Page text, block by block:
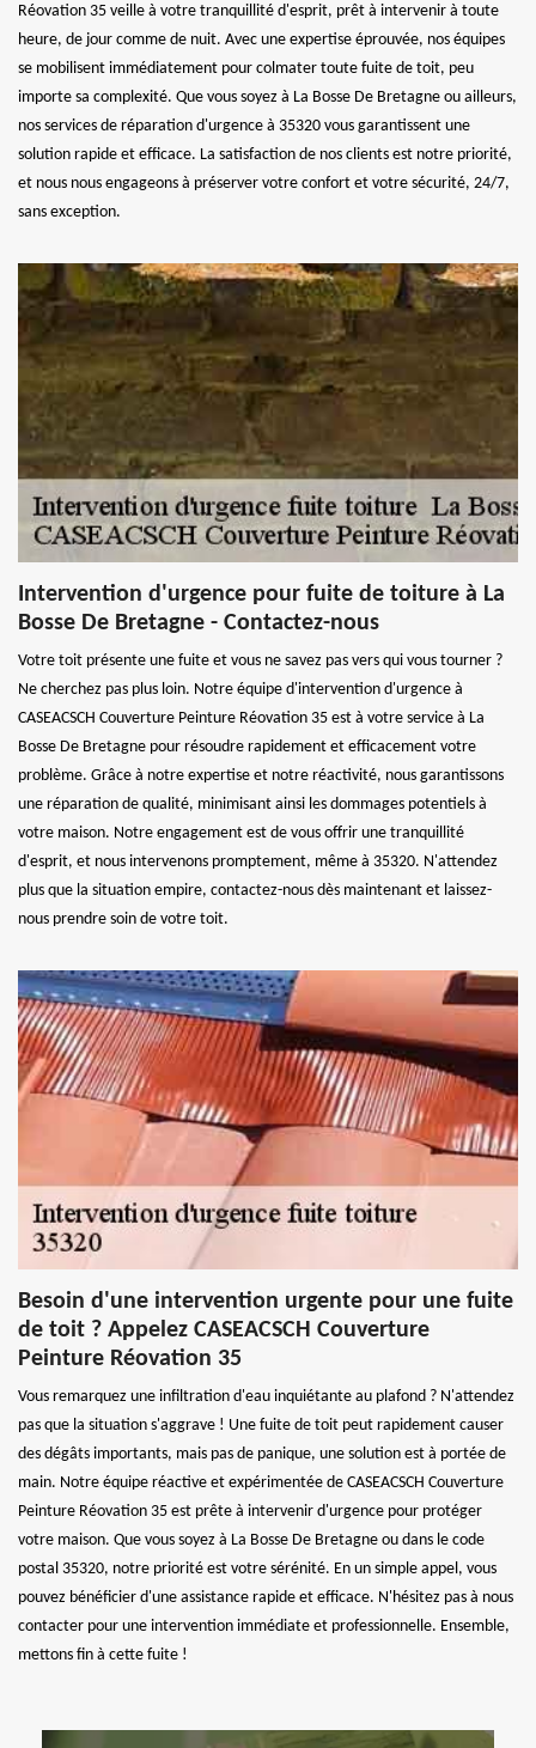
Réovation 35 veille à votre tranquillité d'esprit, prêt à intervenir à toute
heure, de jour comme de nuit. Avec une expertise éprouvée, nos équipes
se mobilisent immédiatement pour colmater toute fuite de toit, peu
importe sa complexité. Que vous soyez à La Bosse De Bretagne ou ailleurs,
nos services de réparation d'urgence à 35320 vous garantissent une
solution rapide et efficace. La satisfaction de nos clients est notre priorité,
et nous nous engageons à préserver votre confort et votre sécurité, 24/7,
sans exception.
Intervention d'urgence pour fuite de toiture à La
Bosse De Bretagne - Contactez-nous
Votre toit présente une fuite et vous ne savez pas vers qui vous tourner ?
Ne cherchez pas plus loin. Notre équipe d'intervention d'urgence à
CASEACSCH Couverture Peinture Réovation 35 est à votre service à La
Bosse De Bretagne pour résoudre rapidement et efficacement votre
problème. Grâce à notre expertise et notre réactivité, nous garantissons
une réparation de qualité, minimisant ainsi les dommages potentiels à
votre maison. Notre engagement est de vous offrir une tranquillité
d'esprit, et nous intervenons promptement, même à 35320. N'attendez
plus que la situation empire, contactez-nous dès maintenant et laissez-
nous prendre soin de votre toit.
Besoin d'une intervention urgente pour une fuite
de toit ? Appelez CASEACSCH Couverture
Peinture Réovation 35
Vous remarquez une infiltration d'eau inquiétante au plafond ? N'attendez
pas que la situation s'aggrave ! Une fuite de toit peut rapidement causer
des dégâts importants, mais pas de panique, une solution est à portée de
main. Notre équipe réactive et expérimentée de CASEACSCH Couverture
Peinture Réovation 35 est prête à intervenir d'urgence pour protéger
votre maison. Que vous soyez à La Bosse De Bretagne ou dans le code
postal 35320, notre priorité est votre sérénité. En un simple appel, vous
pouvez bénéficier d'une assistance rapide et efficace. N'hésitez pas à nous
contacter pour une intervention immédiate et professionnelle. Ensemble,
mettons fin à cette fuite !